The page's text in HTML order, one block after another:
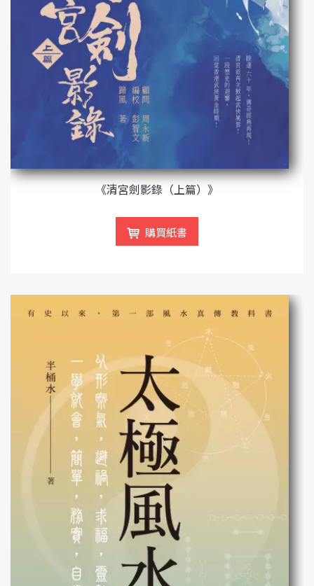
《清宮劍影錄（上篇）》
購買紙書